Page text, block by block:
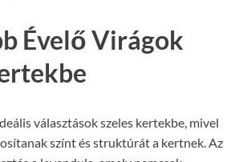
Évelő Virágok
választások szeles kertekbe, mivel
színt és struktúrát a kertnek. Az